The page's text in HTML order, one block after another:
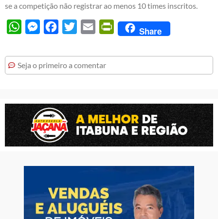
se a competição não registrar ao menos 10 times inscritos.
WhatsAppMessengerFacebook
Twitter Email PrintFriendly
Share
Seja o primeiro a comentar